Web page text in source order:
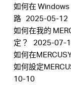
如何在
路 2025-05-12
如何在我的
定？
2025-07-
如何在
如何設定
10-10